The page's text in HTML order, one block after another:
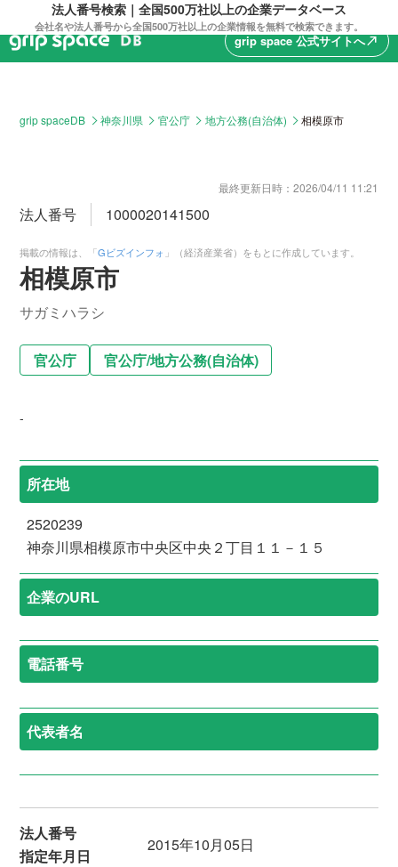
法人番号検索｜全国500万社以上の企業データベース
会社名や法人番号から全国500万社以上の企業情報を無料で検索できます。
grip space 公式サイトへnorth_east
grip spaceDB 神奈川県 官公庁 地方公務(自治体) 相模原市
最終更新日時： 2026/04/11 11:21
法人番号 1000020141500
掲載の情報は、「Gビズインフォ 」（経済産業省）をもとに作成しています。
相模原市
サガミハラシ
官公庁 官公庁/地方公務(自治体)
-
所在地
2520239
神奈川県相模原市中央区中央２丁目１１－１５
企業のURL
電話番号
代表者名
法人番号
指定年月日
2015年10月05日